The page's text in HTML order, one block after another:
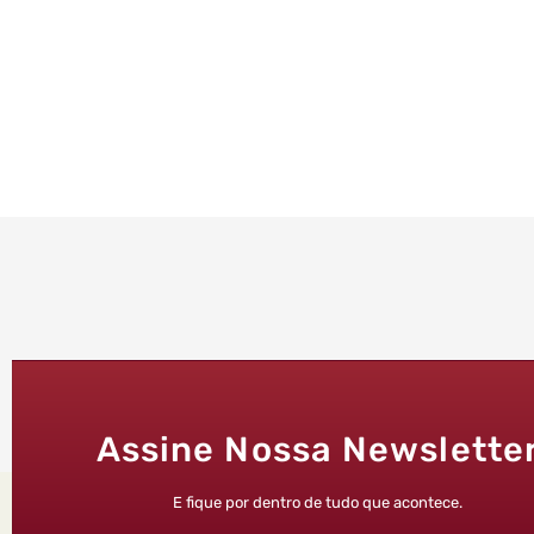
Assine Nossa
E fique por dentro de tudo que acontece.